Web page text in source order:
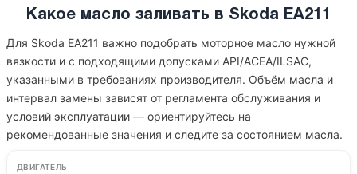
Какое масло заливать в Skoda EA211
Для Skoda EA211 важно подобрать моторное масло нужной
вязкости и с подходящими допусками API/ACEA/ILSAC,
указанными в требованиях производителя. Объём масла и
интервал замены зависят от регламента обслуживания и
условий эксплуатации — ориентируйтесь на
рекомендованные значения и следите за состоянием масла.
ДВИГАТЕЛЬ